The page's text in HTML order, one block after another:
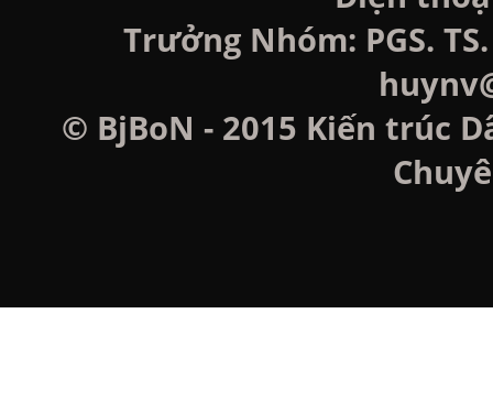
Trưởng Nhóm: PGS.
© BjBoN - 2015 Kiến trúc